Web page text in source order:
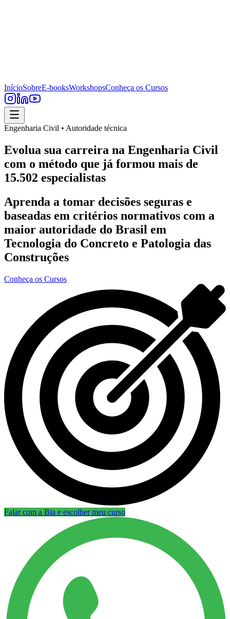
InícioSobreE-booksWorkshopsConheça os Cursos
Engenharia Civil • Autoridade técnica
Evolua sua carreira na Engenharia Civil
com o método que já formou mais de
15.502 especialistas
Aprenda a tomar decisões seguras e
baseadas em critérios normativos com a
maior autoridade do Brasil em
Tecnologia do Concreto e Patologia das
Construções
Conheça os Cursos
Falar com a Bia e escolher meu curso